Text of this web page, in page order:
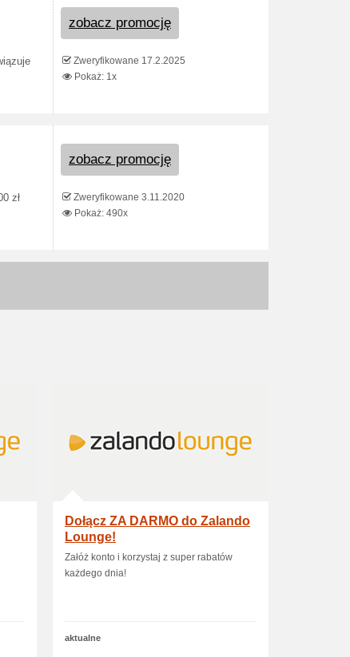
zobacz promocję
Zweryfikowane 17.2.2025
Pokaż: 1x
zł
zobacz promocję
Zweryfikowane 3.11.2020
Pokaż: 490x
Dołącz ZA DARMO do Zalando
Lounge!
Załóż konto i korzystaj z super rabatów
każdego dnia!
aktualne